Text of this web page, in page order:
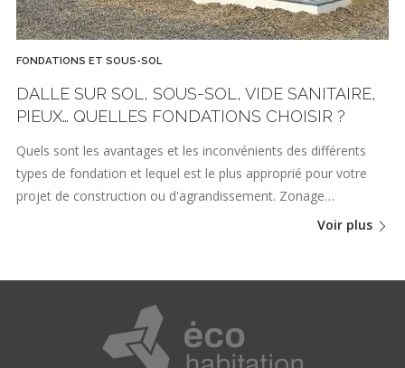
FONDATIONS ET SOUS-SOL
DALLE SUR SOL, SOUS-SOL, VIDE SANITAIRE,
PIEUX… QUELLES FONDATIONS CHOISIR ?
Quels sont les avantages et les inconvénients des différents
types de fondation et lequel est le plus approprié pour votre
projet de construction ou d'agrandissement. Zonage…
Voir plus